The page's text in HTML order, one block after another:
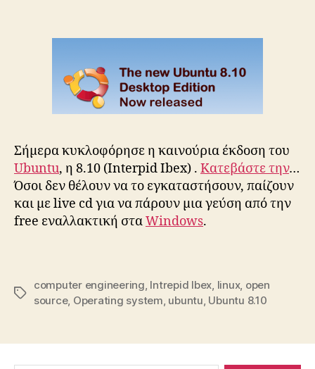
Σήμερα κυκλοφόρησε η καινούρια έκδοση του
Ubuntu, η 8.10 (Interpid Ibex) . Kατεβάστε την…
Όσοι δεν θέλουν να το εγκαταστήσουν, παίζουν
και με live cd για να πάρουν μια γεύση από την
free εναλλακτική σταWindows.
Tags
computer engineering, Intrepid Ibex, linux, open
source, Operating system, ubuntu, Ubuntu 8.10